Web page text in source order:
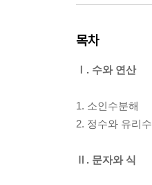
목차
Ⅰ. 수와 연산
1. 소인수분해
2. 정수와 유리수
Ⅱ. 문자와 식